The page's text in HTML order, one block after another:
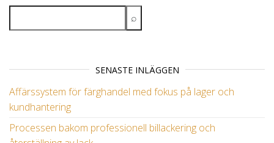
SENASTE INLÄGGEN
Affärssystem för färghandel med fokus på lager och
kundhantering
Processen bakom professionell billackering och